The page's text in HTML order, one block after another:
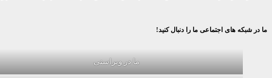
ما در شبکه های اجتماعی ما را دنبال کنید!
ما در ویراستی